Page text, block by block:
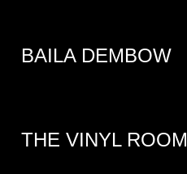
BAILA DEMBOW
THE VINYL ROOM